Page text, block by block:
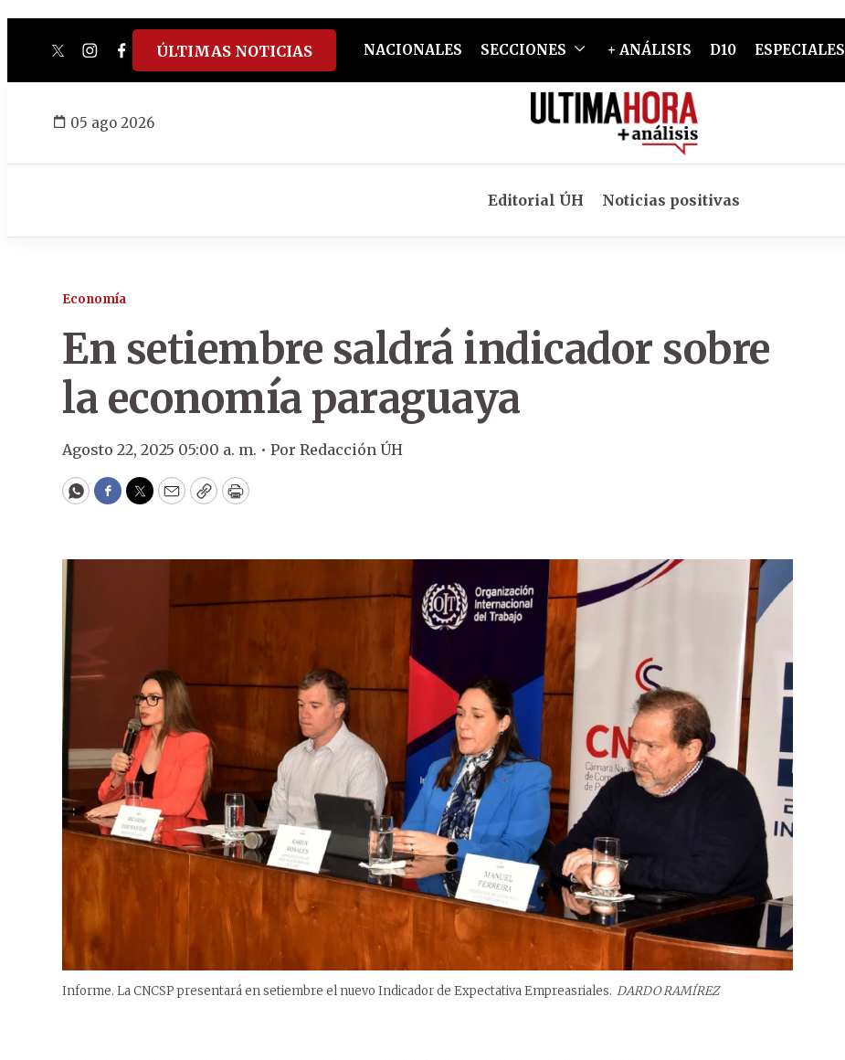
twitterinstagram
facebook
tiktokyoutube
spotify
ÚLTIMAS NOTICIAS NACIONALES SECCIONES + ANÁLISIS D10 ESPECIALES
05 ago 2026
Editorial ÚH Noticias positivas
Economía
En setiembre saldrá indicador sobre
la economía paraguaya
Agosto 22, 2025 05:00 a. m. • Por Redacción ÚH
WhatsApp
Facebook
Twitter
EmailCopyPrint
Informe. La CNCSP presentará en setiembre el nuevo Indicador de Expectativa Empreasriales. DARDO RAMÍREZ